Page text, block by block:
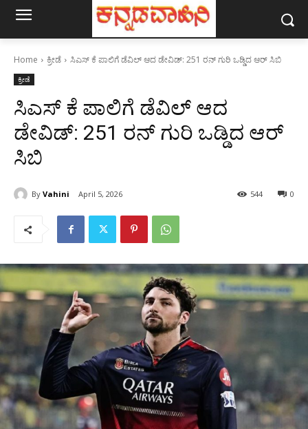
Home ಕ್ರೀಡೆ ಸಿಎಸ್ ಕೆ ಪಾಲಿಗೆ ಡೆವಿಲ್ ಆದ ಡೇವಿಡ್: 251 ರನ್ ಗುರಿ ಒಡ್ಡಿದ ಆರ್ ಸಿಬಿ
ಕ್ರೀಡೆ
ಸಿಎಸ್ ಕೆ ಪಾಲಿಗೆ ಡೆವಿಲ್ ಆದ
ಡೇವಿಡ್: 251 ರನ್ ಗುರಿ ಒಡ್ಡಿದ ಆರ್
ಸಿಬಿ
By Vahini April 5, 2026 0
544